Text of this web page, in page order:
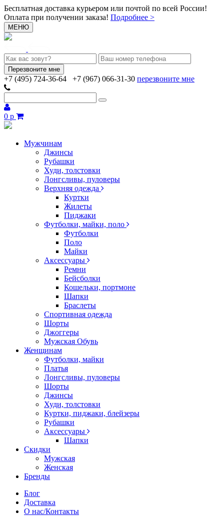
Бесплатная доставка курьером или почтой по всей России!
Оплата при получении заказа! Подробнее >
МЕНЮ
+7 (495) 724-36-64 +7 (967) 066-31-30 перезвоните мне
0 р
Мужчинам
Джинсы
Рубашки
Худи, толстовки
Лонгсливы, пуловеры
Верхняя одежда
Куртки
Жилеты
Пиджаки
Футболки, майки, поло
Футболки
Поло
Майки
Аксессуары
Ремни
Бейсболки
Кошельки, портмоне
Шапки
Браслеты
Спортивная одежда
Шорты
Джоггеры
Мужская Обувь
Женщинам
Футболки, майки
Платья
Лонгсливы, пуловеры
Шорты
Джинсы
Худи, толстовки
Куртки, пиджаки, блейзеры
Рубашки
Аксессуары
Шапки
Скидки
Мужская
Женская
Бренды
Блог
Доставка
О нас/Контакты